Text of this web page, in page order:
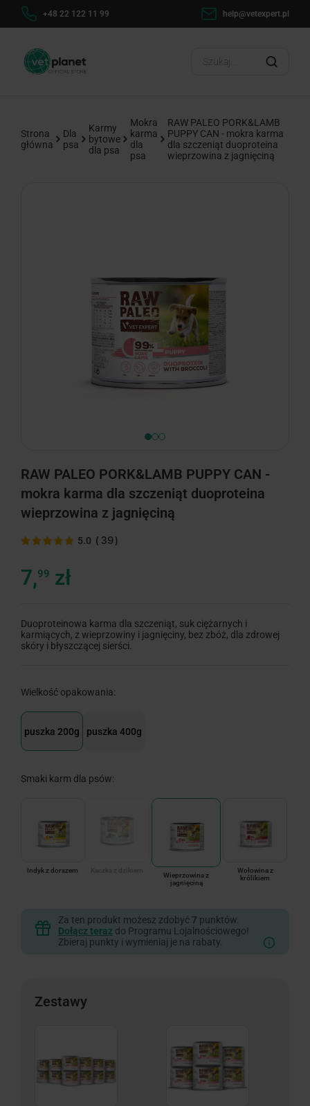
+48 22 122 11 99 help@vetexpert.pl
Strona
główna
Dla
psa
Karmy
bytowe
dla psa
Mokra
karma
dla
psa
RAW PALEO PORK&LAMB
PUPPY CAN - mokra karma
dla szczeniąt duoproteina
wieprzowina z jagnięciną
RAW PALEO PORK&LAMB PUPPY CAN -
mokra karma dla szczeniąt duoproteina
wieprzowina z jagnięciną
5.0 ( 39)
7,99 zł
Duoproteinowa karma dla szczeniąt, suk ciężarnych i
karmiących, z wieprzowiny i jagnięciny, bez zbóż, dla zdrowej
skóry i błyszczącej sierści.
Wielkość opakowania:
puszka 200g puszka 400g
Smaki karm dla psów:
Indyk z dorszem
Wieprzowina z
jagnięciną
Wołowina z
królikiem
Za ten produkt możesz zdobyć 7 punktów.
Dołącz teraz do Programu Lojalnościowego!
Zbieraj punkty i wymieniaj je na rabaty.
Zestawy